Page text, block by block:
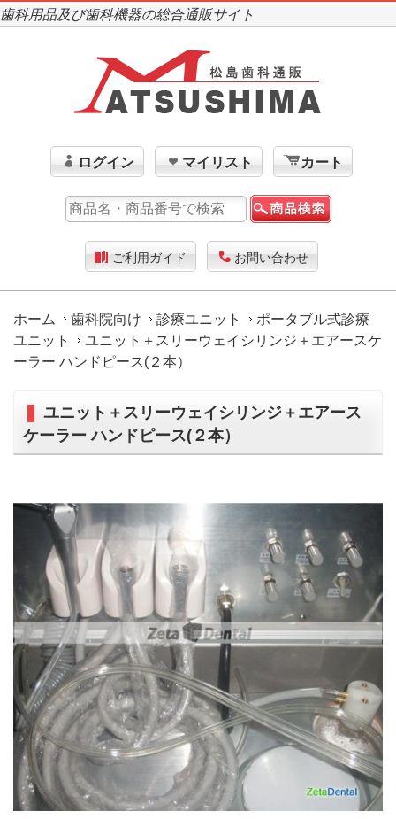
歯科用品及び歯科機器の総合通販サイト
ログイン マイリスト カート
ご利用ガイド お問い合わせ
ホーム 歯科院向け 診療ユニット
ポータブル式診療
ユニット
ユニット＋スリーウェイシリンジ＋エアースケ
ーラー ハンドピース(２本）
ユニット＋スリーウェイシリンジ＋エアース
ケーラー ハンドピース(２本）